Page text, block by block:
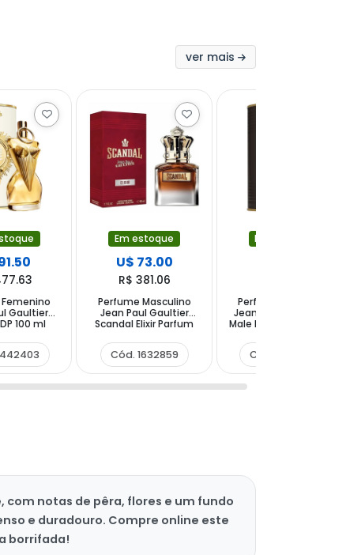
ver mais
Gaultier
100 ml
Em estoque
U$ 73.00
R$ 381.06
Perfume Masculino
Jean Paul Gaultier
Scandal Elixir Parfum
Cód. 1632859
Em estoque
Perfume Masculino
Jean Paul Gaultier Le
Male Le Parfum EDP 125
Cód. 1452624
com notas de pêra, flores e um fundo
e duradouro. Compre online este
borrifada!